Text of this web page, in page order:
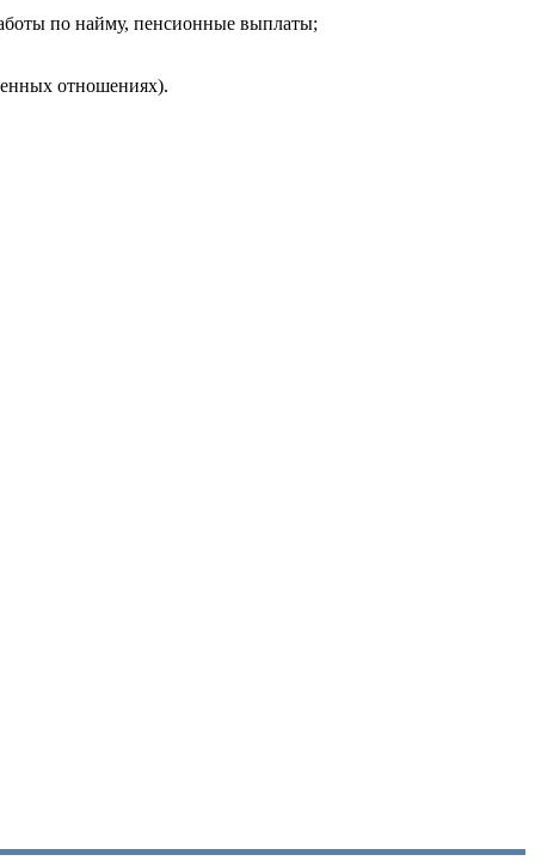
по найму, пенсионные выплаты;
отношениях).